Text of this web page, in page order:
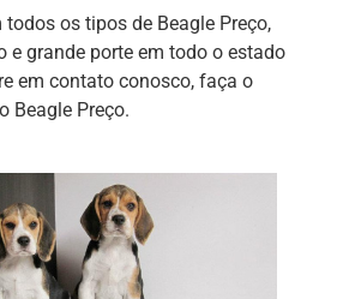
os tipos de Beagle Preço,
e grande porte em todo o estado
em contato conosco, faça o
Beagle Preço.